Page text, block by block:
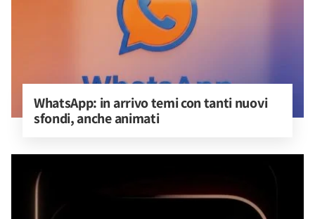
WhatsApp: in arrivo temi con tanti nuovi
sfondi, anche animati